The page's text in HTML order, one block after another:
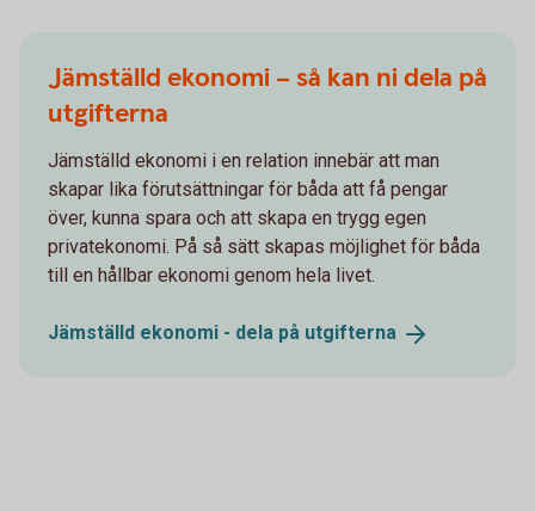
Jämställd ekonomi – så kan ni dela på
utgifterna
Jämställd ekonomi i en relation innebär att man
skapar lika förutsättningar för båda att få pengar
över, kunna spara och att skapa en trygg egen
privatekonomi. På så sätt skapas möjlighet för båda
till en hållbar ekonomi genom hela livet.
Jämställd ekonomi - dela på utgifterna